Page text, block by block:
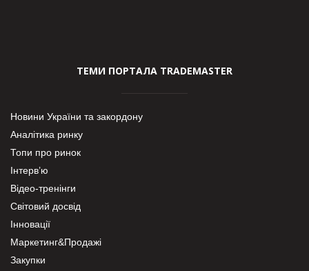
ТЕМИ ПОРТАЛА TRADEMASTER
Новини України та закордону
Аналітика ринку
Топи про ринок
Інтерв’ю
Відео-тренінги
Світовий досвід
Інновації
Маркетинг&Продажі
Закупки